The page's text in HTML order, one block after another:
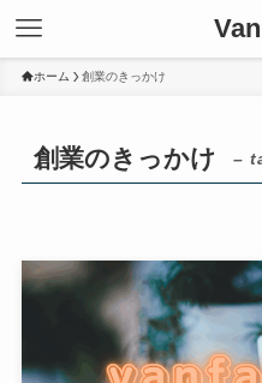
ホーム 創業のきっかけ
創業のきっかけ –